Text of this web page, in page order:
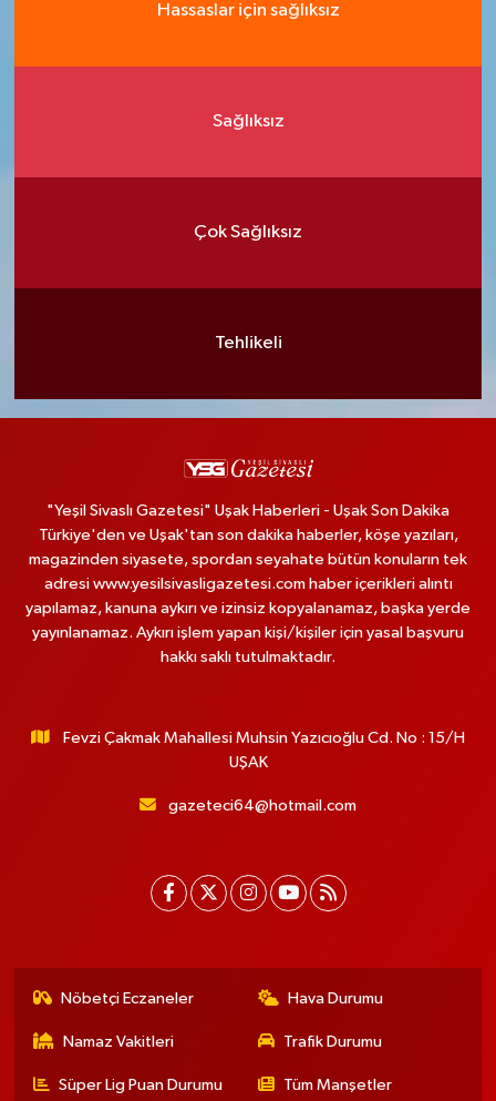
Hassaslar için sağlıksız
Sağlıksız
Çok Sağlıksız
Tehlikeli
"Yeşil Sivaslı Gazetesi" Uşak Haberleri - Uşak Son Dakika
Türkiye'den ve Uşak'tan son dakika haberler, köşe yazıları,
magazinden siyasete, spordan seyahate bütün konuların tek
adresi www.yesilsivasligazetesi.com haber içerikleri alıntı
yapılamaz, kanuna aykırı ve izinsiz kopyalanamaz, başka yerde
yayınlanamaz. Aykırı işlem yapan kişi/kişiler için yasal başvuru
hakkı saklı tutulmaktadır.
Fevzi Çakmak Mahallesi Muhsin Yazıcıoğlu Cd. No : 15/H
UŞAK
gazeteci64@hotmail.com
Nöbetçi Eczaneler Hava Durumu
Namaz Vakitleri Trafik Durumu
Süper Lig Puan Durumu Tüm Manşetler